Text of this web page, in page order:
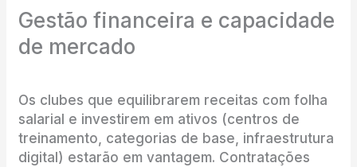
Gestão financeira e capacidade
de mercado
Os clubes que equilibrarem receitas com folha
salarial e investirem em ativos (centros de
treinamento, categorias de base, infraestrutura
digital) estarão em vantagem. Contratações